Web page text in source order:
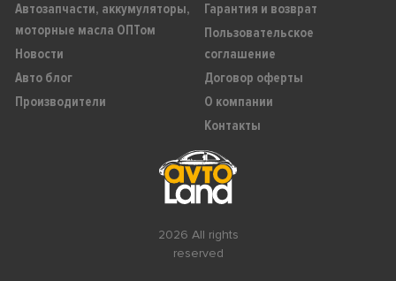
2026 All rights
reserved
Автозапчасти, аккумуляторы,
моторные масла ОПТом
Новости
Авто блог
Производители
Гарантия и возврат
Пользовательское
соглашение
Договор оферты
О компании
Контакты